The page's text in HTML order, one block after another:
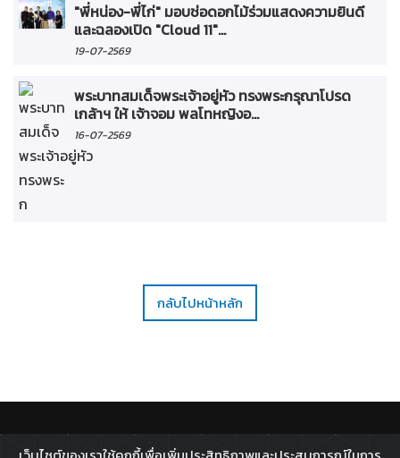
"พี่หน่อง-พี่ไก่" มอบช่อดอกไม้ร่วมแสดงความยินดี
และฉลองเปิด "Cloud 11"...
19-07-2569
พระบาทสมเด็จพระเจ้าอยู่หัว ทรงพระกรุณาโปรด
เกล้าฯ ให้ เจ้าจอม พลโทหญิงอ...
16-07-2569
กลับไปหน้าหลัก